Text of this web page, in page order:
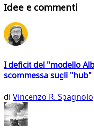
Idee e commenti
I deficit del "modello
scommessa sugli "hub"
di Vincenzo R. Spagnolo